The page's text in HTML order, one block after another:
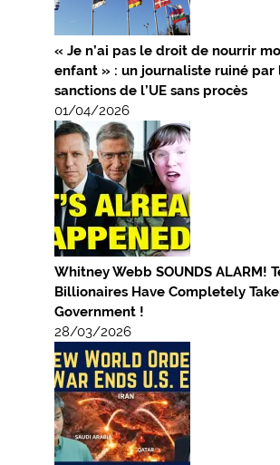
« Je n’ai pas le droit de nourrir
enfant » : un journaliste ruiné par
sanctions de l’UE sans procès
01/04/2026
Whitney Webb SOUNDS ALARM!
Billionaires Have Completely
Government !
28/03/2026